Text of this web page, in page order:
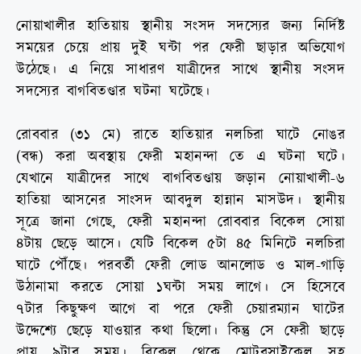
নোয়াখালীর হাতিয়ায় স্থানীয় সংসদ সদস্যের জন্য নির্দিষ্ট
সময়ের চেয়ে প্রায় দুই ঘন্টা পর ফেরী ছাড়ার অভিযোগ
উঠেছে। এ নিয়ে সাধারণ যাত্রীদের সাথে স্থানীয় সংসদ
সদস্যের বাগবিতণ্ডার ঘটনা ঘটেছে।
রোববার (৩১ মে) রাতে হাতিয়ার নলচিরা ঘাটে নোঙর
(বন্ধ) করা অবস্থায় ফেরী মহানন্দা তে এ ঘটনা ঘটে।
যেখানে যাত্রীদের সাথে বাগবিতণ্ডায় জড়ান নোয়াখালী-৬
হাতিয়া আসনের সাংসদ আবদুল হান্নান মাসউদ। স্থানীয়
সূত্রে জানা গেছে, ফেরী মহানন্দা রোববার বিকেল সোয়া
৪টায় ছেড়ে আসে। যেটি বিকেল ৫টা ৪৫ মিনিটে নলচিরা
ঘাটে পৌঁছে। পরবর্তী ফেরী লোড আনলোড ও মাল-গাড়ি
উঠানামা করতে সোয়া ১ঘন্টা সময় লাগে। সে হিসেবে
৭টার কিছুক্ষণ আগে বা পরে ফেরী চেয়ারম্যান ঘাটের
উদ্দেশ্যে ছেড়ে যাওয়ার কথা ছিলো। কিন্তু সে ফেরী ছাড়ে